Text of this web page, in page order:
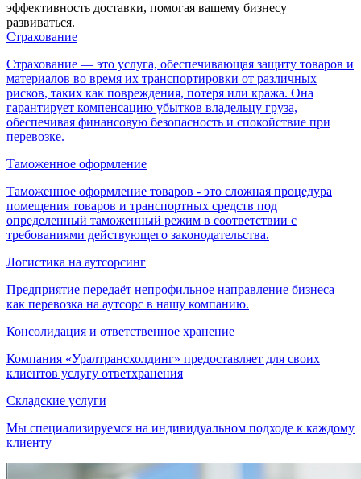
эффективность доставки, помогая вашему бизнесу
развиваться.
Страхование
Страхование — это услуга, обеспечивающая защиту товаров и
материалов во время их транспортировки от различных
рисков, таких как повреждения, потеря или кража. Она
гарантирует компенсацию убытков владельцу груза,
обеспечивая финансовую безопасность и спокойствие при
перевозке.
Таможенное оформление
Таможенное оформление товаров - это сложная процедура
помещения товаров и транспортных средств под
определенный таможенный режим в соответствии с
требованиями действующего законодательства.
Логистика на аутсорсинг
Предприятие передаёт непрофильное направление бизнеса
как перевозка на аутсорс в нашу компанию.
Консолидация и ответственное хранение
Компания «Уралтрансхолдинг» предоставляет для своих
клиентов услугу ответхранения
Складские услуги
Мы специализируемся на индивидуальном подходе к каждому
клиенту